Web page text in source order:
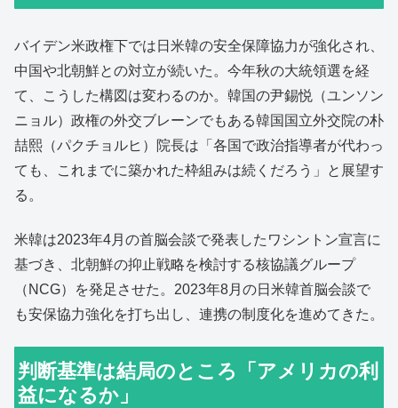
バイデン米政権下では日米韓の安全保障協力が強化され、
中国や北朝鮮との対立が続いた。今年秋の大統領選を経
て、こうした構図は変わるのか。韓国の尹錫悦（ユンソン
ニョル）政権の外交ブレーンでもある韓国国立外交院の朴
喆熙（パクチョルヒ）院長は「各国で政治指導者が代わっ
ても、これまでに築かれた枠組みは続くだろう」と展望す
る。
米韓は2023年4月の首脳会談で発表したワシントン宣言に
基づき、北朝鮮の抑止戦略を検討する核協議グループ
（NCG）を発足させた。2023年8月の日米韓首脳会談で
も安保協力強化を打ち出し、連携の制度化を進めてきた。
判断基準は結局のところ「アメリカの利
益になるか」